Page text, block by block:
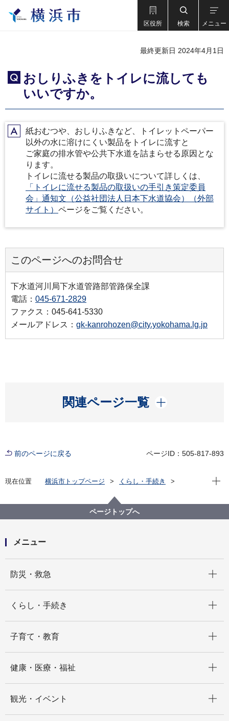
区役所 検索 メニュー
最終更新日 2024年4月1日
Q
おしりふきをトイレに流しても
いいですか。
A紙おむつや、おしりふきなど、トイレットペーパー
以外の水に溶けにくい製品をトイレに流すと
ご家庭の排水管や公共下水道を詰まらせる原因とな
ります。
トイレに流せる製品の取扱いについて詳しくは、
「トイレに流せる製品の取扱いの手引き策定委員
会」通知文（公益社団法人日本下水道協会）（外部
サイト） ページをご覧ください。
このページへのお問合せ
下水道河川局下水道管路部管路保全課
電話： 045-671-2829
ファクス：045-641-5330
メールアドレス： gk-kanrohozen@city.yokohama.lg.jp
関連ページ一覧
開く
前のページに戻る ページID：505-817-893
現在位置 横浜市トップページ
くらし・手続き
おしりふきをトイレに流してもいいですか。
現在
ページトップへ
メニュー
防災・救急
くらし・手続き
子育て・教育
健康・医療・福祉
観光・イベント